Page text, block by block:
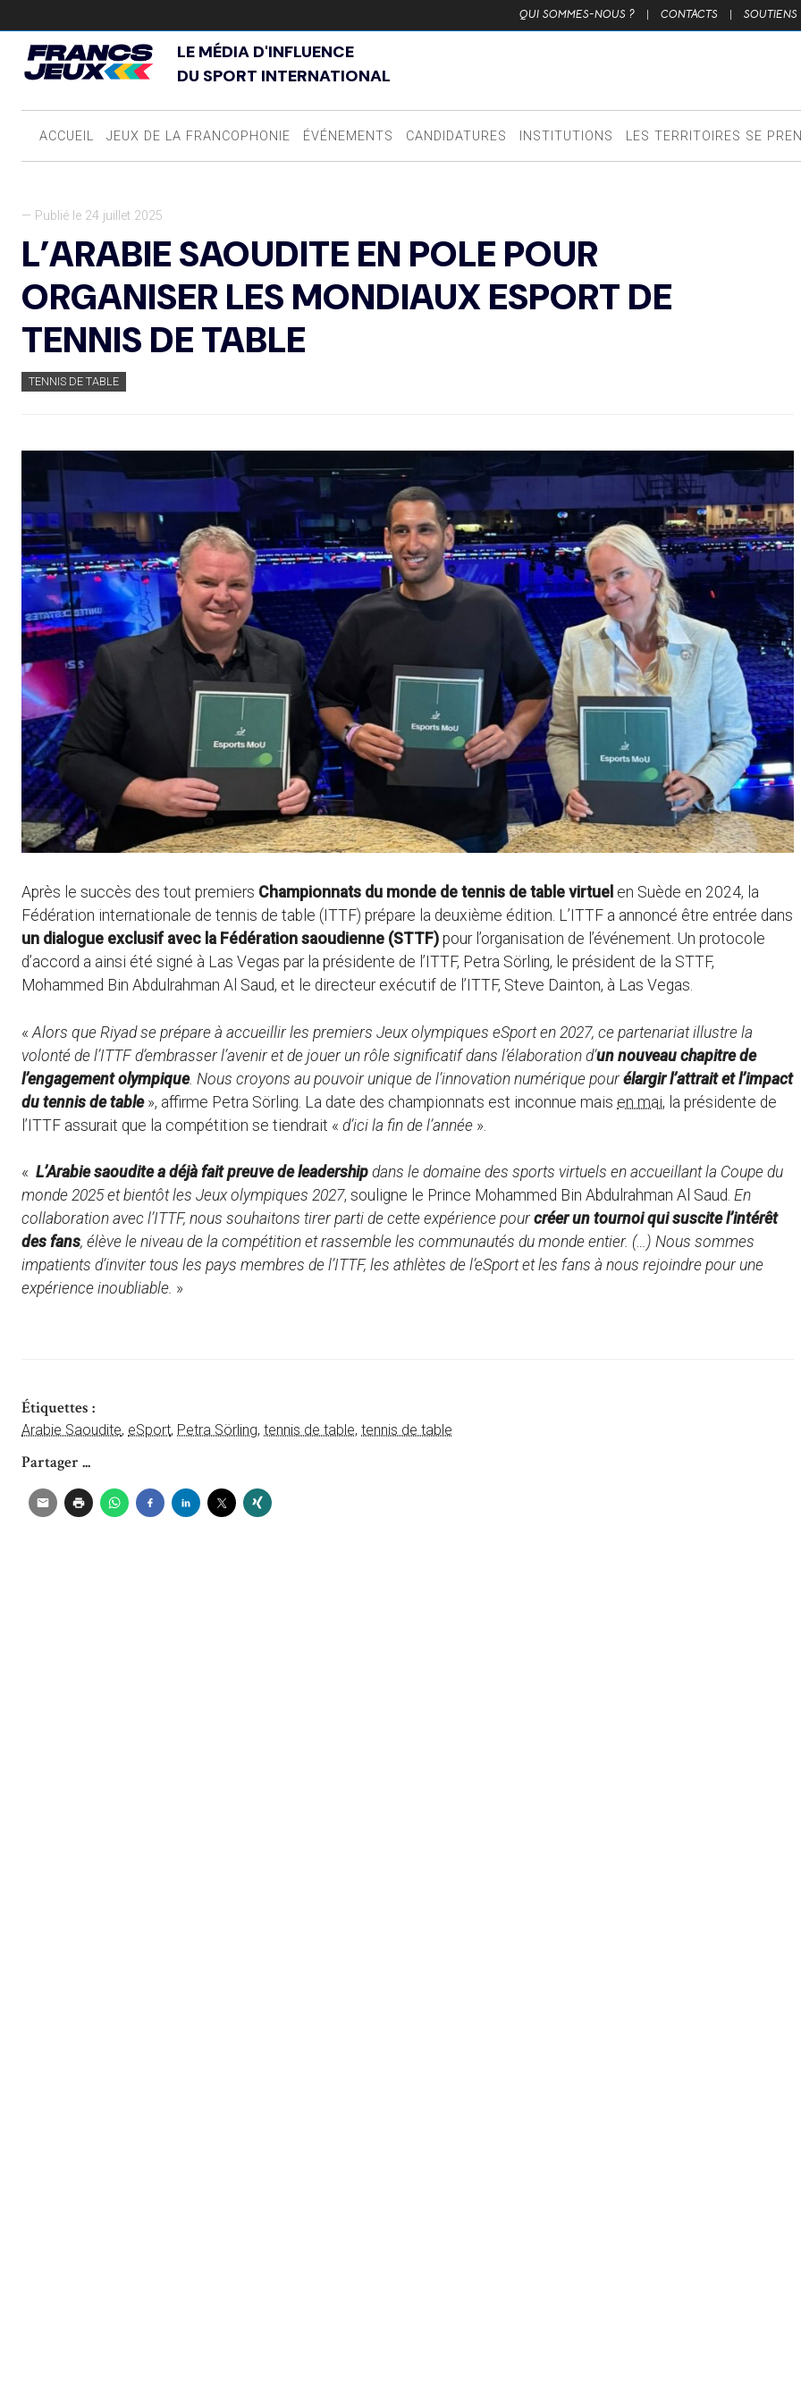
QUI SOMMES-NOUS ? | CONTACTS | SOUTIENS
LE MÉDIA D'INFLUENCE
DU SPORT INTERNATIONAL
ACCUEIL JEUX DE LA FRANCOPHONIE ÉVÉNEMENTS CANDIDATURES INSTITUTIONS LES TERRITOIRES SE
— Publié le 24 juillet 2025
L’ARABIE SAOUDITE EN POLE POUR
ORGANISER LES MONDIAUX ESPORT DE
TENNIS DE TABLE
TENNIS DE TABLE
Après le succès des tout premiers Championnats du monde de tennis de table virtuel en Suède en 2024, la
Fédération internationale de tennis de table (ITTF) prépare la deuxième édition. L’ITTF a annoncé être entrée dans
un dialogue exclusif avec la Fédération saoudienne (STTF) pour l’organisation de l’événement. Un protocole
d’accord a ainsi été signé à Las Vegas par la présidente de l’ITTF, Petra Sörling, le président de la STTF,
Mohammed Bin Abdulrahman Al Saud, et le directeur exécutif de l’ITTF, Steve Dainton, à Las Vegas.
« Alors que Riyad se prépare à accueillir les premiers Jeux olympiques eSport en 2027, ce partenariat illustre la
volonté de l’ITTF d’embrasser l’avenir et de jouer un rôle significatif dans l’élaboration d’un nouveau chapitre de
l’engagement olympique. Nous croyons au pouvoir unique de l’innovation numérique pourélargir l’attrait et l’impact
du tennis de table», affirme Petra Sörling. La date des championnats est inconnue mais en mai, la présidente de
l’ITTF assurait que la compétition se tiendrait « d’ici la fin de l’année ».
« L’Arabie saoudite a déjà fait preuve de leadership dans le domaine des sports virtuels en accueillant la Coupe du
monde 2025 et bientôt les Jeux olympiques 2027, souligne le Prince Mohammed Bin Abdulrahman Al Saud. En
collaboration avec l’ITTF, nous souhaitons tirer parti de cette expérience pourcréer un tournoi qui suscite l’intérêt
des fans, élève le niveau de la compétition et rassemble les communautés du monde entier. (…) Nous sommes
impatients d’inviter tous les pays membres de l’ITTF, les athlètes de l’eSport et les fans à nous rejoindre pour une
expérience inoubliable. »
Étiquettes :
Arabie Saoudite, eSport, Petra Sörling, tennis de table, tennis de table
Partager ...